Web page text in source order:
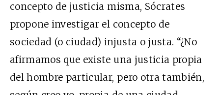
concepto de justicia misma, Sócrates
propone investigar el concepto de
sociedad (o ciudad) injusta o justa. “¿No
afirmamos que existe una justicia propia
del hombre particular, pero otra también,